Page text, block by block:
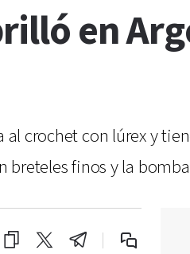
en
crochet con lúrex y
finos y la